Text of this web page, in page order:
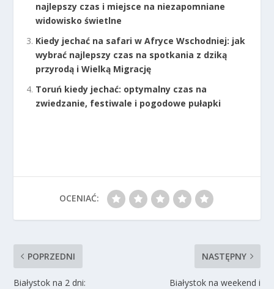
najlepszy czas i miejsce na niezapomniane
widowisko świetlne
Kiedy jechać na safari w Afryce Wschodniej: jak
wybrać najlepszy czas na spotkania z dziką
przyrodą i Wielką Migrację
Toruń kiedy jechać: optymalny czas na
zwiedzanie, festiwale i pogodowe pułapki
OCENIAĆ:
POPRZEDNI
Białystok na 2 dni:
NASTĘPNY
Białystok na weekend i